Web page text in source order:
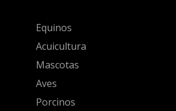
Equinos
Acuicultura
Mascotas
Aves
Porcinos